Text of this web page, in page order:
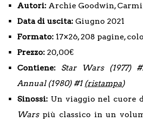
Autori: Archie Goodwin,
Data di uscita: Giugno 2021
Formato: 17×26, 208 pagine,
Prezzo: 20,00€
Contiene: Star Wars (1977)
Annual (1980) #1 (ristampa)
Sinossi: Un viaggio nel cuore
Warspiù classico in un